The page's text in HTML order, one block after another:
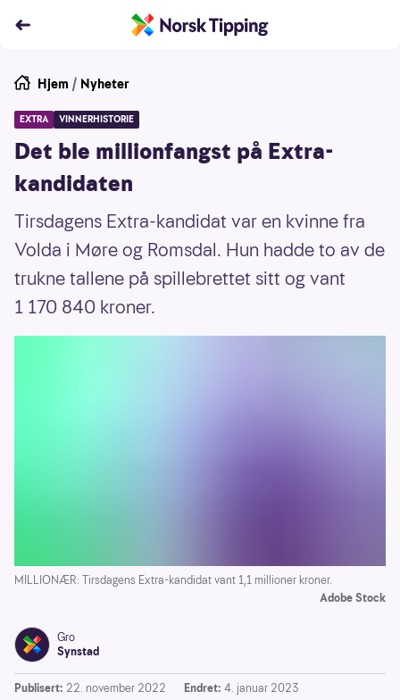
Hjem / Nyheter
EXTRA VINNERHISTORIE
Det ble millionfangst på Extra-
kandidaten
Tirsdagens Extra-kandidat var en kvinne fra
Volda i Møre og Romsdal. Hun hadde to av de
trukne tallene på spillebrettet sitt og vant
1 170 840 kroner.
MILLIONÆR: Tirsdagens Extra-kandidat vant 1,1 millioner kroner.
Adobe Stock
Gro
Synstad
Publisert: 22. november 2022 Endret: 4. januar 2023